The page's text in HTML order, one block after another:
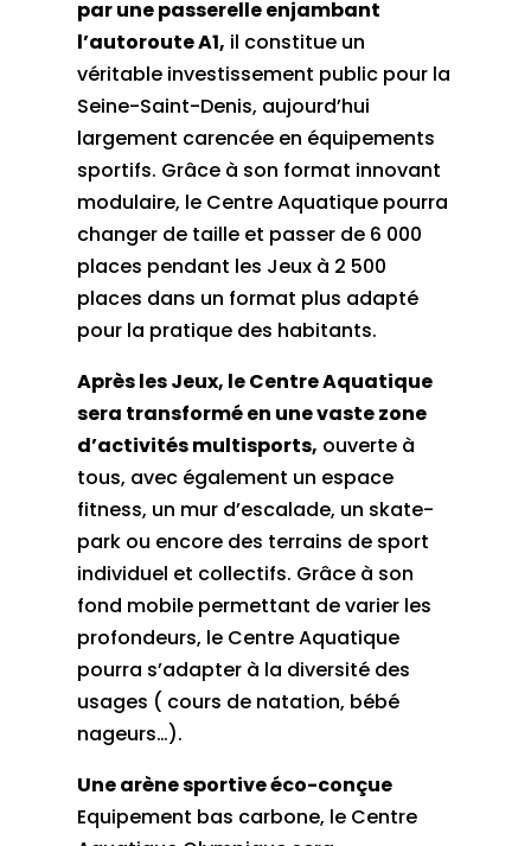
par une passerelle enjambant
l’autoroute A1, il constitue un
véritable investissement public pour la
Seine-Saint-Denis, aujourd’hui
largement carencée en équipements
sportifs. Grâce à son format innovant
modulaire, le Centre Aquatique pourra
changer de taille et passer de 6 000
places pendant les Jeux à 2 500
places dans un format plus adapté
pour la pratique des habitants.
Après les Jeux, le Centre Aquatique
sera transformé en une vaste zone
d’activités multisports, ouverte à
tous, avec également un espace
fitness, un mur d’escalade, un skate-
park ou encore des terrains de sport
individuel et collectifs. Grâce à son
fond mobile permettant de varier les
profondeurs, le Centre Aquatique
pourra s’adapter à la diversité des
usages ( cours de natation, bébé
nageurs…).
Une arène sportive éco-conçue
Equipement bas carbone, le Centre